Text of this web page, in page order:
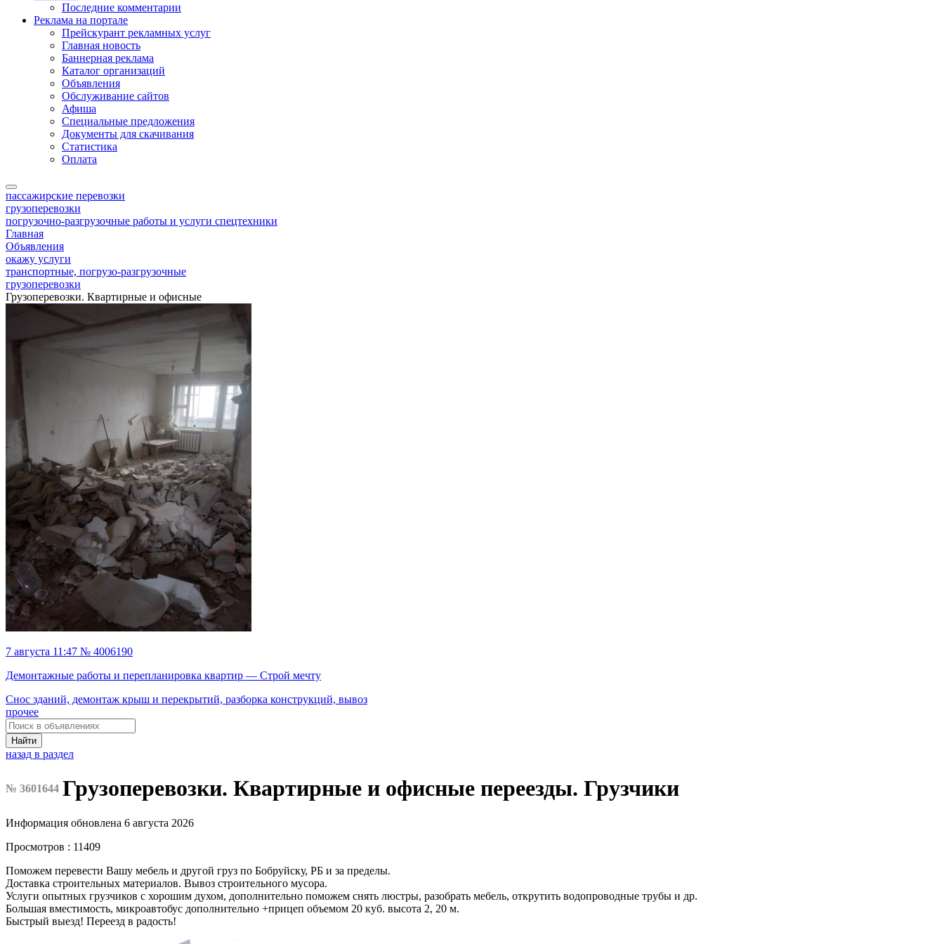
Последние комментарии
Реклама на портале
Прейскурант рекламных услуг
Главная новость
Баннерная реклама
Каталог организаций
Объявления
Обслуживание сайтов
Афиша
Специальные предложения
Документы для скачивания
Статистика
Оплата
пассажирские перевозки
грузоперевозки
погрузочно-разгрузочные работы и услуги спецтехники
Главная
Объявления
окажу услуги
транспортные, погрузо-разгрузочные
грузоперевозки
Грузоперевозки. Квартирные и офисные
7 августа 11:47 № 4006190
Демонтажные работы и перепланировка квартир — Строй мечту
Снос зданий, демонтаж крыш и перекрытий, разборка конструкций, вывоз
прочее
Найти
назад в раздел
№ 3601644 Грузоперевозки. Квартирные и офисные переезды. Грузчики
Информация обновлена 6 августа 2026
Просмотров : 11409
Поможем перевести Вашу мебель и другой груз по Бобруйску, РБ и за пределы.
Доставка строительных материалов. Вывоз строительного мусора.
Услуги опытных грузчиков с хорошим духом, дополнительно поможем снять люстры, разобрать мебель, открутить водопроводные трубы и др.
Большая вместимость, микроавтобус дополнительно +прицеп объемом 20 куб. высота 2, 20 м.
Быстрый выезд! Переезд в радость!